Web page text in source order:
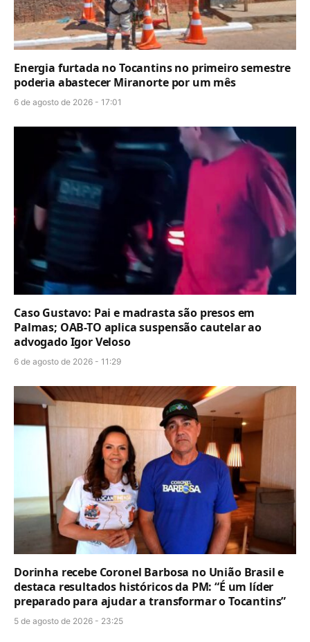
Energia furtada no Tocantins no primeiro semestre
poderia abastecer Miranorte por um mês
6 de agosto de 2026 - 17:01
Caso Gustavo: Pai e madrasta são presos em
Palmas; OAB-TO aplica suspensão cautelar ao
advogado Igor Veloso
6 de agosto de 2026 - 11:29
Dorinha recebe Coronel Barbosa no União Brasil e
destaca resultados históricos da PM: “É um líder
preparado para ajudar a transformar o Tocantins”
5 de agosto de 2026 - 23:25